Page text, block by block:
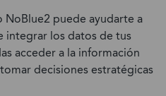
puede ayudarte a
integrar los datos de tus
acceder a la información
decisiones estratégicas